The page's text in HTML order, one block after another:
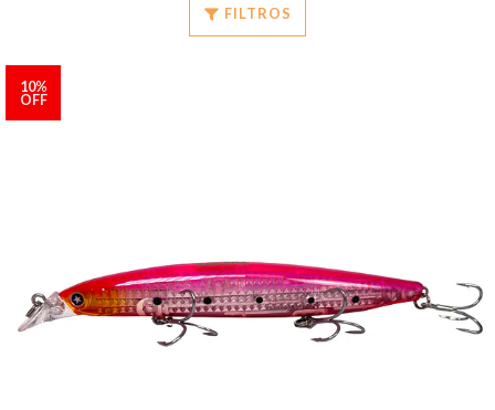
FILTROS
10%
OFF